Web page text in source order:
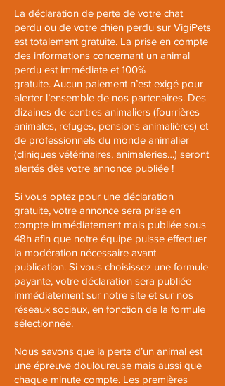
La déclaration de perte de votre chat
perdu ou de votre chien perdu sur VigiPets
est totalement gratuite. La prise en compte
des informations concernant un animal
perdu est immédiate et 100%
gratuite. Aucun paiement n’est exigé pour
alerter l’ensemble de nos partenaires. Des
dizaines de centres animaliers (fourrières
animales, refuges, pensions animalières) et
de professionnels du monde animalier
(cliniques vétérinaires, animaleries…) seront
alertés dès votre annonce publiée !
Si vous optez pour une déclaration
gratuite, votre annonce sera prise en
compte immédiatement mais publiée sous
48h afin que notre équipe puisse effectuer
la modération nécessaire avant
publication. Si vous choisissez une formule
payante, votre déclaration sera publiée
immédiatement sur notre site et sur nos
réseaux sociaux, en fonction de la formule
sélectionnée.
Nous savons que la perte d’un animal est
une épreuve douloureuse mais aussi que
chaque minute compte. Les premières